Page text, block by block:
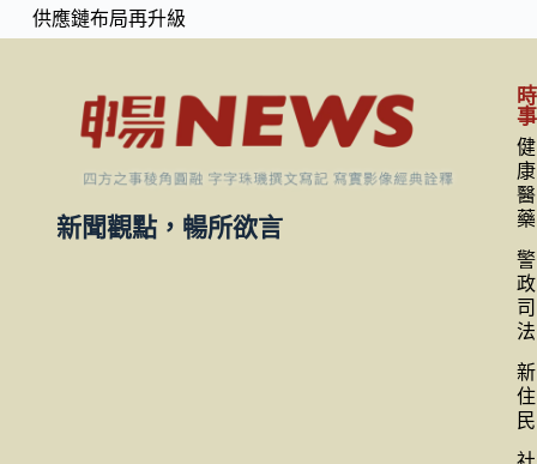
供應鏈布局再升級
新聞觀點，暢所欲言
時
事
健
康
醫
藥
警
政
司
法
新
住
民